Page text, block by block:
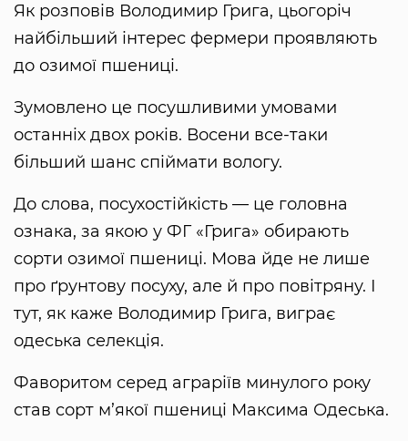
Як розповів Володимир Грига, цьогоріч
найбільший інтерес фермери проявляють
до озимої пшениці.
Зумовлено це посушливими умовами
останніх двох років. Восени все-таки
більший шанс спіймати вологу.
До слова, посухостійкість — це головна
ознака, за якою у ФГ «Грига» обирають
сорти озимої пшениці. Мова йде не лише
про ґрунтову посуху, але й про повітряну. І
тут, як каже Володимир Грига, виграє
одеська селекція.
Фаворитом серед аграріїв минулого року
став сорт м’якої пшениці Максима Одеська.